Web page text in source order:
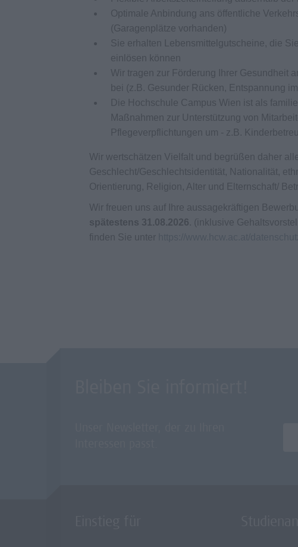
Optimale Anbindung ans öffentliche
(Garagenplätze vorhanden)
Sie erhalten Lebensmittelgutscheine, die
einlösen können
Wir tragen zur Förderung Ihrer Gesundheit
bei (z.B. Gesunder Rücken, Entspannung
Die Hochschule Campus Wien ist als
Maßnahmen zur Unterstützung von
Pflegeverpflichtungen um - z.B.
Wir wertschätzen Vielfalt und begrüßen daher
Geschlecht/Geschlechtsidentität, Nationalität,
Orientierung, Religion, Alter und Elternschaft/
Wir freuen uns auf Ihre aussagekräftigen
spätestens 31.08.2026. (inklusive
finden Sie unter